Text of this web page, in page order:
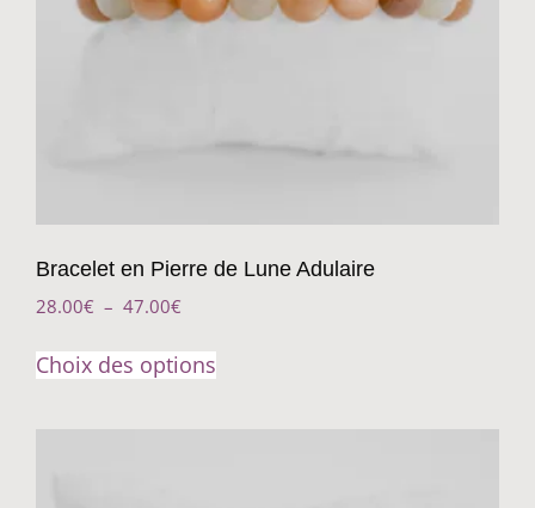
Bracelet en Pierre de Lune Adulaire
28.00€ – 47.00€
Choix des options